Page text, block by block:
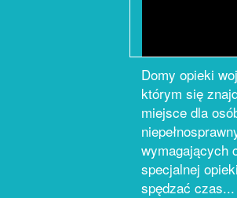
Domy opieki
którym się
miejsce dla
wymagających
specjalnej
spędzać czas...